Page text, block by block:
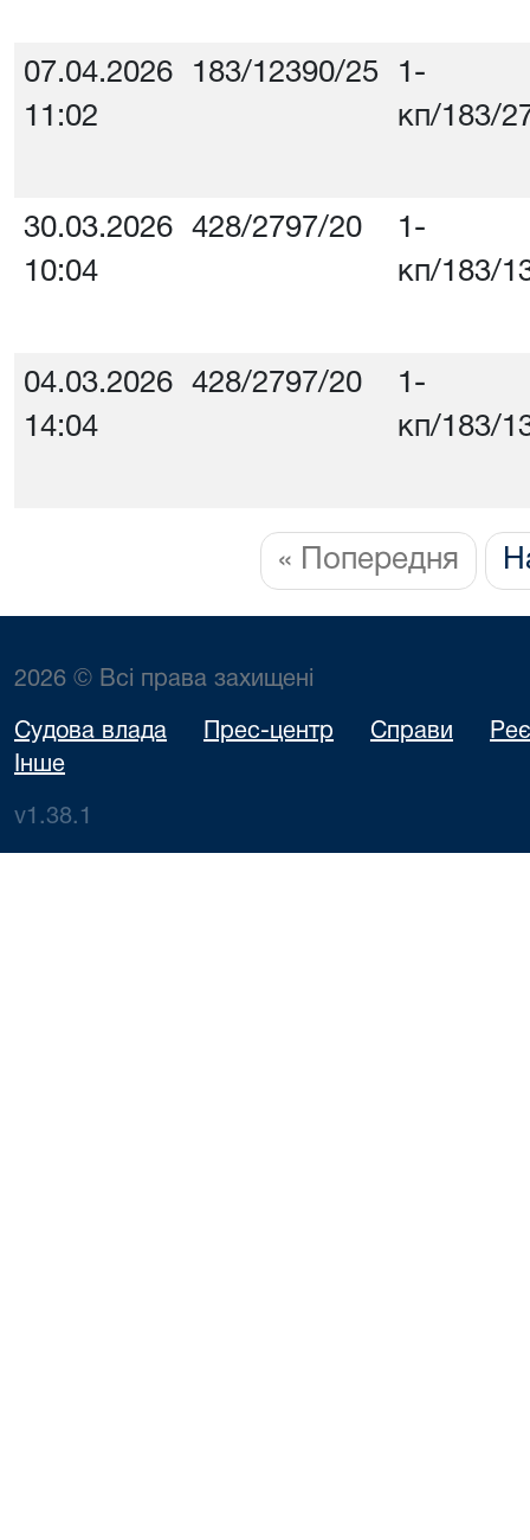
07.04.2026
11:02
183/12390/25
1-
кп/183/
30.03.2026
10:04
428/2797/20
1-
кп/183/
04.03.2026
14:04
428/2797/20
1-
кп/183/
« Попередня
2026 © Всі права захищені
Судова влада Прес-центр Справи
Інше
v1.38.1